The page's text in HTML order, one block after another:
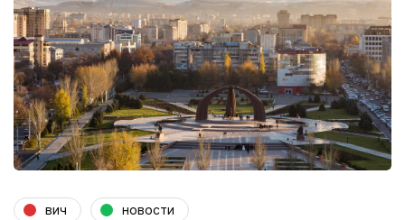
вич новости